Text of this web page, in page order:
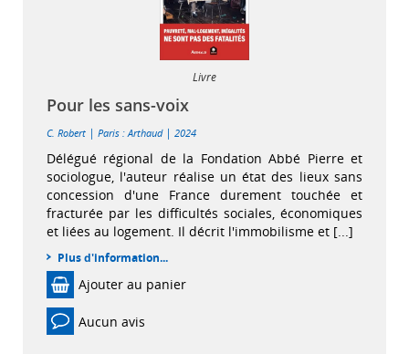
Livre
Pour les sans-voix
C. Robert | Paris : Arthaud| 2024
Délégué régional de la Fondation Abbé Pierre et
sociologue, l'auteur réalise un état des lieux sans
concession d'une France durement touchée et
fracturée par les difficultés sociales, économiques
et liées au logement. Il décrit l'immobilisme et [...]
Plus d'information...
Ajouter au panier
Aucun avis